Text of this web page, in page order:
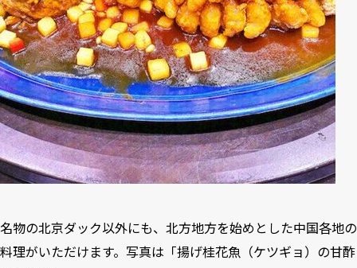
名物の北京ダック以外にも、北方地方を始めとした中国各地の
料理がいただけます。写真は「揚げ桂花魚（ケツギョ）の甘酢